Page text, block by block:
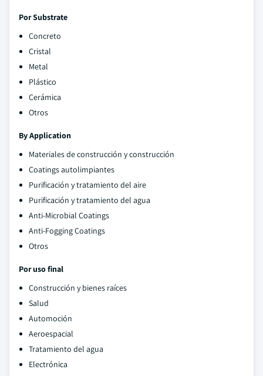
Por Substrate
Concreto
Cristal
Metal
Plástico
Cerámica
Otros
By Application
Materiales de construcción y construcción
Coatings autolimpiantes
Purificación y tratamiento del aire
Purificación y tratamiento del agua
Anti-Microbial Coatings
Anti-Fogging Coatings
Otros
Por uso final
Construcción y bienes raíces
Salud
Automoción
Aeroespacial
Tratamiento del agua
Electrónica